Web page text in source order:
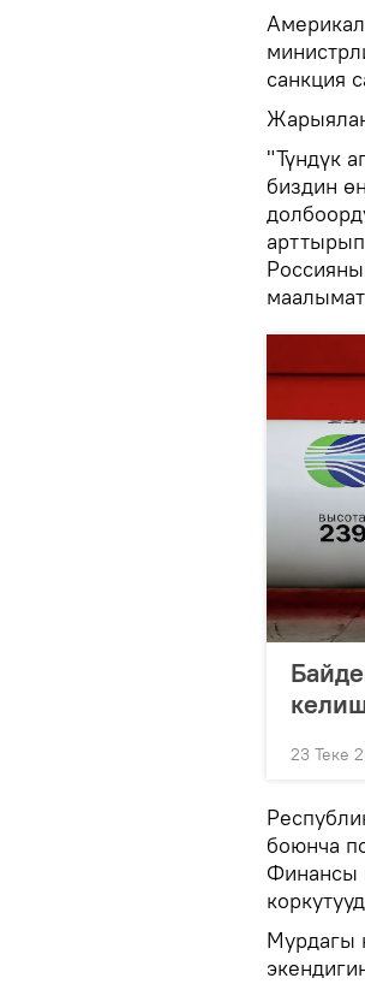
санкция
"Түндүк
биздин
23 Теке
боюнча
Финансы
Мурдагы